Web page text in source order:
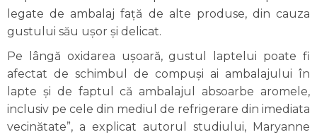
legate de ambalaj față de alte produse, din cauza
gustului său ușor și delicat.
Pe lângă oxidarea ușoară, gustul laptelui poate fi
afectat de schimbul de compuși ai ambalajului în
lapte și de faptul că ambalajul absoarbe aromele,
inclusiv pe cele din mediul de refrigerare din imediata
vecinătate”, a explicat autorul studiului, Maryanne